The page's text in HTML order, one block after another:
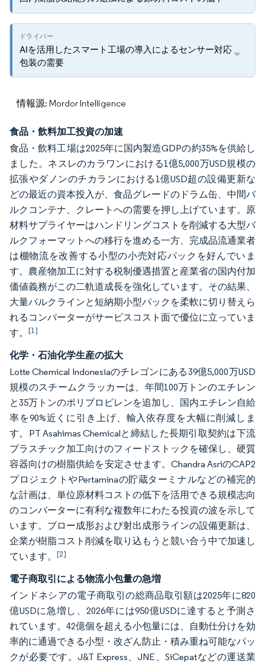
AIを活用したスマート工場の導入によるセンサー対応
包装の需要
情報源: Mordor Intelligence
食品・飲料加工投資の加速
食品・飲料工場は2025年に国内製造GDPの約35%を供給し
ました。ネスレのカラワンにおける1億5,000万USD規模の
拡張やダノンのチカランにおける1億USD超の設備更新な
どの最近の資本投入が、食品グレードのドラム缶、中間バ
ルクコンテナ、クレートへの需要を押し上げています。原
材料サプライヤーはハンドリングコストを削減する大型バ
ルクフォーマットへの移行を進める一方、完成品流通業者
は棚物流を改善する小型の小売対応パックを好んでいま
す。農産物加工に対する税制優遇措置と産業省の国内付加
価値義務がこの二軌道成長を強化しています。その結果、
大量バルクラインと短納期小型パックを柔軟に切り替えら
れるコンバーターがサービスコスト面で優位に立っていま
す。 [1]
化学・石油化学生産の拡大
Lotte Chemical Indonesiaのチレゴンにある39億5,000万USD
規模のスチームクラッカーは、年間100万トンのエチレン
と35万トンのポリプロピレンを追加し、国内エチレン自給
率を90%近くに引き上げ、輸入依存度を大幅に削減しま
す。PT Asahimas Chemicalと締結した長期引取契約は下流
プラスチック加工向けのフィードストックを確保し、硬質
容器向けの樹脂供給を安定させます。Chandra AsriのCAP2
プロジェクトやPertaminaの貯蔵ターミナルなどの補完的
な計画は、単位原材料コストの低下を活用できる規模志向
のコンバーターに有利な複数年にわたる投資の波を示して
います。ブロー成形および射出成形ラインの設備更新は、
企業が樹脂コスト削減を取り込もうと競い合う中で加速し
ています。 [2]
電子商取引による物流小包量の急増
インドネシアの電子商取引の総商品取引額は2025年に820
億USDに急増し、2026年には950億USDに達すると予測さ
れています。42億個を超える小包量には、自動仕分けを効
率的に通過できる小型・改ざん防止・積み重ね可能なパッ
クが必要です。J&T Express、JNE、SiCepatなどの運送業